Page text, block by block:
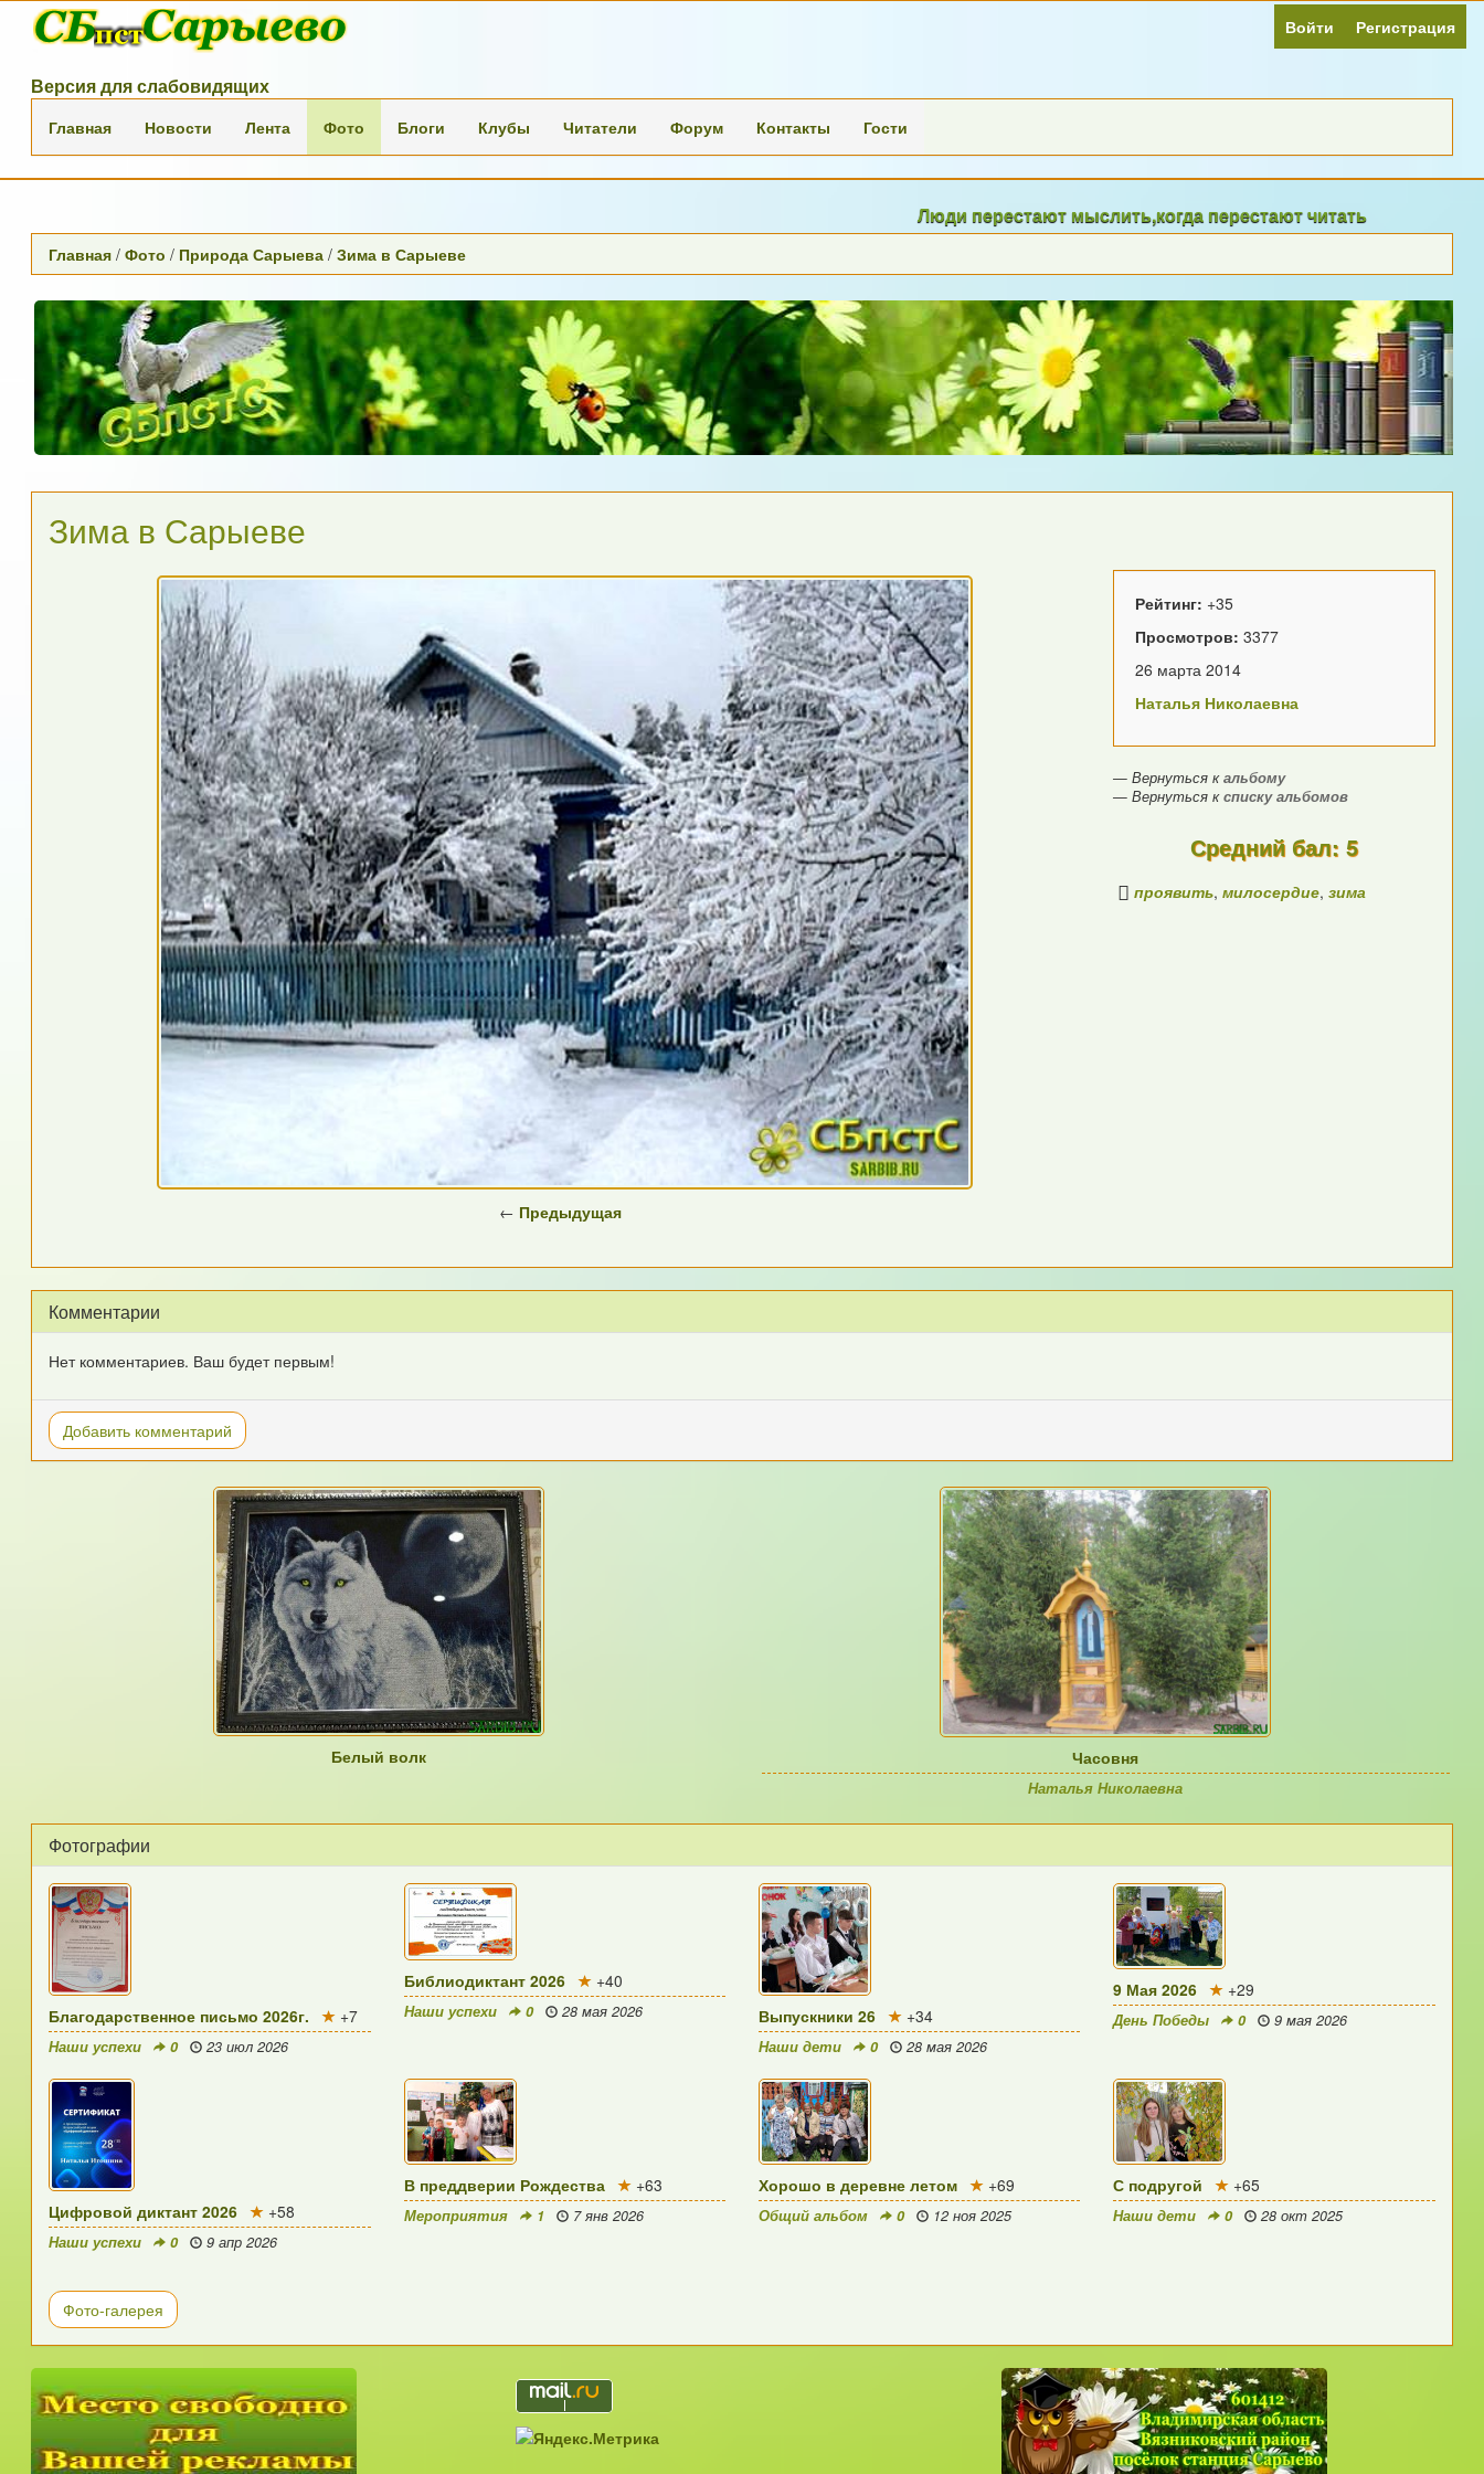
Войти Регистрация
Версия для слабовидящих
Главная Новости Лента Фото Блоги Клубы Читатели Форум Контакты Гости
Люди перестают мыслить,когда перестают читать
Главная /Фото / Природа Сарыева /Зима в Сарыеве
Зима в Сарыеве
← Предыдущая
Рейтинг: +35
Просмотров:3377
26 марта 2014
Наталья Николаевна
— Вернуться кальбому
— Вернуться ксписку альбомов
Средний бал: 5
проявить,милосердие,зима
Комментарии
Нет комментариев. Ваш будет первым!
Добавить комментарий
Белый волк Часовня
Наталья Николаевна
Фотографии
Благодарственное письмо 2026г. +7
Наши успехи 0 23 июл 2026
Библиодиктант 2026 +40
Наши успехи 0 28 мая 2026 Выпускники 26 +34
Наши дети 0 28 мая 2026
9 Мая 2026 +29
День Победы 0 9 мая 2026
Цифровой диктант 2026 +58
Наши успехи 0 9 апр 2026
В преддверии Рождества +63
Мероприятия 1 7 янв 2026
Хорошо в деревне летом +69
Общий альбом 0 12 ноя 2025
С подругой +65
Наши дети 0 28 окт 2025
Фото-галерея